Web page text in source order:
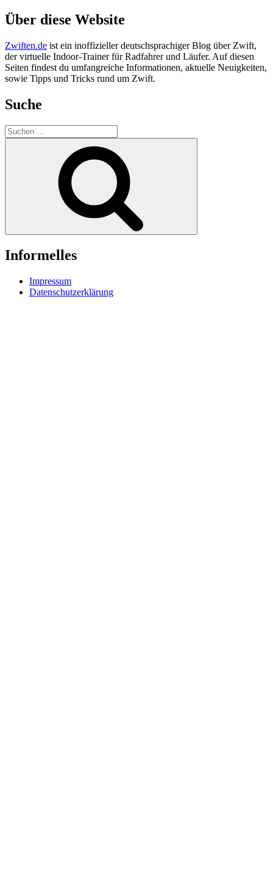
Über diese Website
Zwiften.de ist ein inoffizieller deutschsprachiger Blog über Zwift,
der virtuelle Indoor-Trainer für Radfahrer und Läufer. Auf diesen
Seiten findest du umfangreiche Informationen, aktuelle Neuigkeiten,
sowie Tipps und Tricks rund um Zwift.
Suche
Suche
nach:
Informelles
Impressum
Datenschutzerklärung